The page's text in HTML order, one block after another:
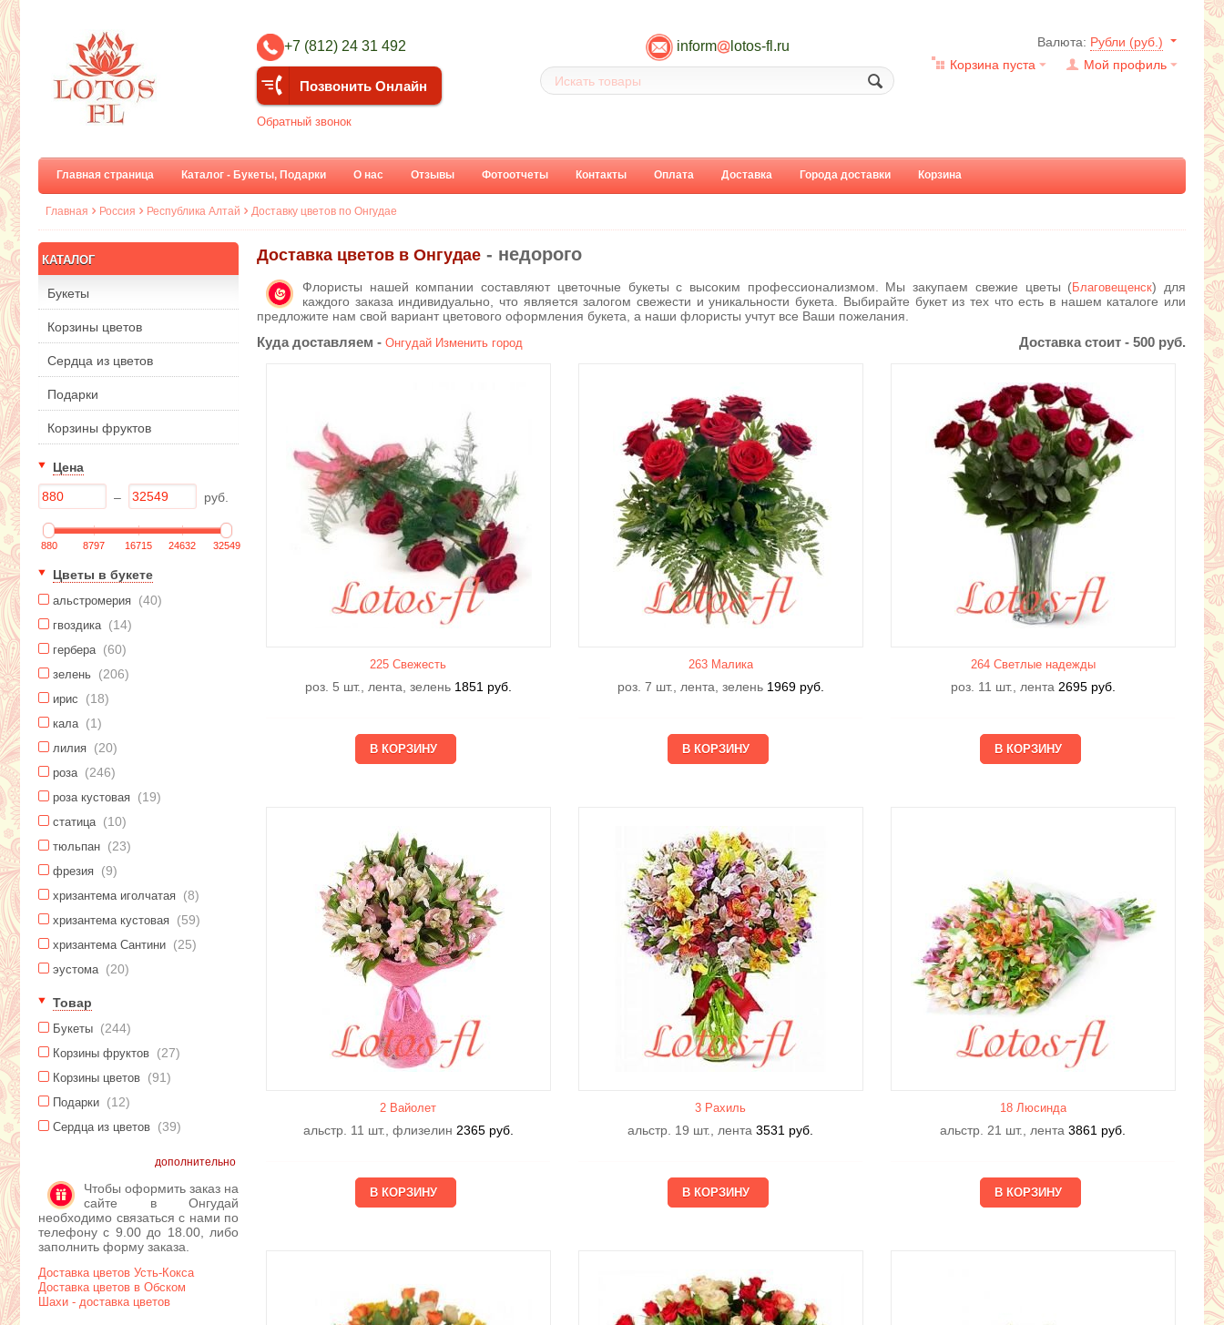
+7 (812) 24 31 492
Позвонить Онлайн
Обратный звонок
inform lotos-fl.ru Валюта: Рубли (руб.)
Мой профиль
Корзина пуста
Главная страница Каталог - Букеты, Подарки О нас Отзывы Фотоотчеты Контакты Оплата Доставка Города доставки Корзина
Главная Россия Республика Алтай Доставку цветов по Онгудае
КАТАЛОГ
Букеты
Корзины цветов
Сердца из цветов
Подарки
Корзины фруктов
Цена
– руб.
880 8797 16715 24632 32549
Цветы в букете
альстромерия (40)
гвоздика (14)
гербера (60)
зелень (206)
ирис (18)
кала (1)
лилия (20)
роза (246)
роза кустовая (19)
статица (10)
тюльпан (23)
фрезия (9)
хризантема иголчатая (8)
хризантема кустовая (59)
хризантема Сантини (25)
эустома (20)
Товар
Букеты (244)
Корзины фруктов (27)
Корзины цветов (91)
Подарки (12)
Сердца из цветов (39)
дополнительно
Чтобы оформить заказ на
сайте в Онгудай
необходимо связаться с нами по
телефону с 9.00 до 18.00, либо
заполнить форму заказа.
Доставка цветов Усть-Кокса
Доставка цветов в Обском
Шахи - доставка цветов
Доставка цветов в Онгудае - недорого
Флористы нашей компании составляют цветочные букеты с высоким профессионализмом. Мы закупаем свежие цветы (Благовещенск) для
каждого заказа индивидуально, что является залогом свежести и уникальности букета. Выбирайте букет из тех что есть в нашем каталоге или
предложите нам свой вариант цветового оформления букета, а наши флористы учтут все Ваши пожелания.
Куда доставляем - Онгудай Изменить город Доставка стоит - 500 руб.
225 Свежесть
роз. 5 шт., лента, зелень 1851 руб.
263 Малика
роз. 7 шт., лента, зелень 1969 руб.
264 Светлые надежды
роз. 11 шт., лента 2695 руб.
2 Вайолет
альстр. 11 шт., флизелин 2365 руб.
3 Рахиль
альстр. 19 шт., лента 3531 руб.
18 Люсиндa
альстр. 21 шт., лента 3861 руб.